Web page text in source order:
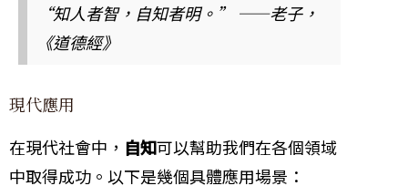
“知人者智，自知者明。” ——老子，
《道德經》
現代應用
在現代社會中， 自知可以幫助我們在各個領域
中取得成功。以下是幾個具體應用場景：